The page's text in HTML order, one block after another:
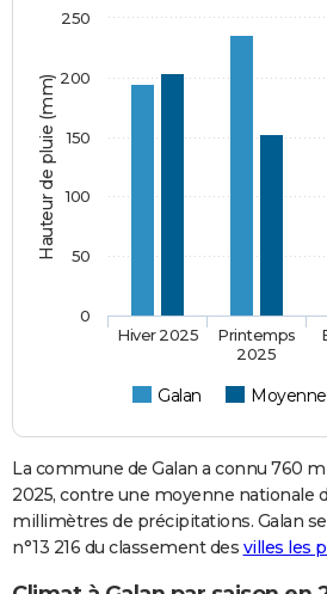
Hauteur de pluie (mm)
Galan
Hiver 2025
Printemps
2025
0
50
100
150
200
250
La commune de Galan a connu 760
2025, contre une moyenne nationale
millimètres de précipitations. Galan
n°13 216 du classement des villes les